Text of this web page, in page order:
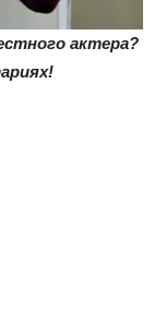
актера?